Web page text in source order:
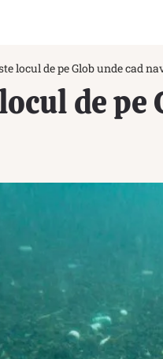
locul de pe Glob unde cad
de